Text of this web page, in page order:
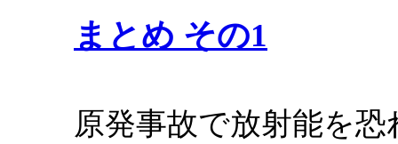
まとめ その1
原発事故で放射能を